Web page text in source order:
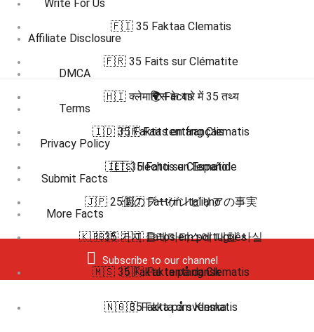
Write For Us
Affiliate Disclosure
DMCA
Terms
Privacy Policy
Submit Facts
More Facts
Subscribe to our channel
🇫🇮 35 Faktaa Clematis
🇫🇷 35 Faits sur Clématite
🇭🇮 क्लेमाटिस के बारे में 35 तथ्य
🇮🇩 35 Fakta tentang Clematis
🇮🇹 35 Fatti su Clematide
🇯🇵 25個のブーゲンビリアの事実
🇰🇷 35 가지 클레마티스에 대한 사실
🇲🇸 35 Fakta tentang Clematis
🇳🇴 35 Fakta om Klematis
🌍 Facts
🇫🇷 Faits en français
🇪🇸 Hechos en Español
🇮🇹 Fatti in Italiano
🇧🇷 🇵🇹 Fatos em português
🇩🇰 Fakta på dansk
🇸🇪 Fakta på svenska